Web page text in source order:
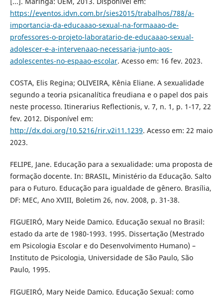
https://eventos.idvn.com.br/sies2015/trabalhos/788/a-
importancia-da-educaaao-sexual-na-formaaao-de-
professores-o-projeto-laboratario-de-educaaao-sexual-
adolescer-e-a-intervenaao-necessaria-junto-aos-
adolescentes-no-espaao-escolar. Acesso em: 16 fev. 2023.
COSTA, Elis Regina; OLIVEIRA, Kênia Eliane. A sexualidade
segundo a teoria psicanalítica freudiana e o papel dos pais
neste processo. Itinerarius Reflectionis, v. 7, n. 1, p. 1-17, 22
fev. 2012. Disponível em:
http://dx.doi.org/10.5216/rir.v2i11.1239. Acesso em: 22 maio
2023.
FELIPE, Jane. Educação para a sexualidade: uma proposta de
formação docente. In: BRASIL, Ministério da Educação. Salto
para o Futuro. Educação para igualdade de gênero. Brasília,
DF: MEC, Ano XVIII, Boletim 26, nov. 2008, p. 31-38.
FIGUEIRÓ, Mary Neide Damico. Educação sexual no Brasil:
estado da arte de 1980-1993. 1995. Dissertação (Mestrado
em Psicologia Escolar e do Desenvolvimento Humano) –
Instituto de Psicologia, Universidade de São Paulo, São
Paulo, 1995.
FIGUEIRÓ, Mary Neide Damico. Educação Sexual: como